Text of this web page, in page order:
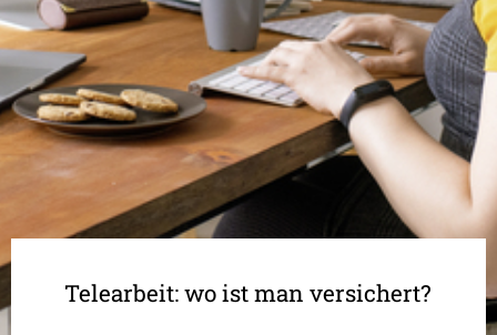
Telearbeit: wo ist man versichert?